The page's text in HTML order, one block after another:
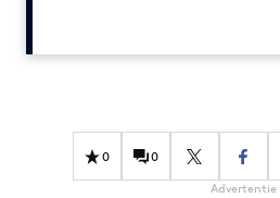
0 0
Advertentie